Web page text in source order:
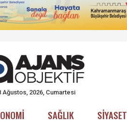
Ağustos, 2026, Cumartesi
SAĞLIK SİYASET